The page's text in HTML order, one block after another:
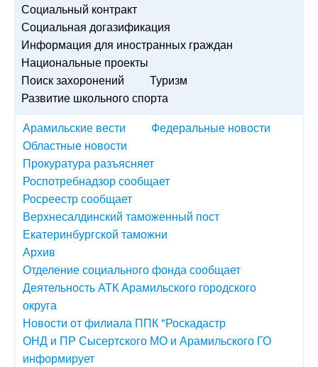
Социальный контракт
Социальная догазификация
Информация для иностранных граждан
Национальные проекты
Поиск захоронений
Туризм
Развитие школьного спорта
Арамильские вести
Федеральные новости
Областные новости
Прокуратура разъясняет
Роспотребнадзор сообщает
Росреестр сообщает
Верхнесалдинский таможенный пост
Екатеринбургской таможни
Архив
Отделение социального фонда сообщает
Деятельность АТК Арамильского городского
округа
Новости от филиала ППК "Роскадастр
ОНД и ПР Сысертского МО и Арамильского ГО
информирует